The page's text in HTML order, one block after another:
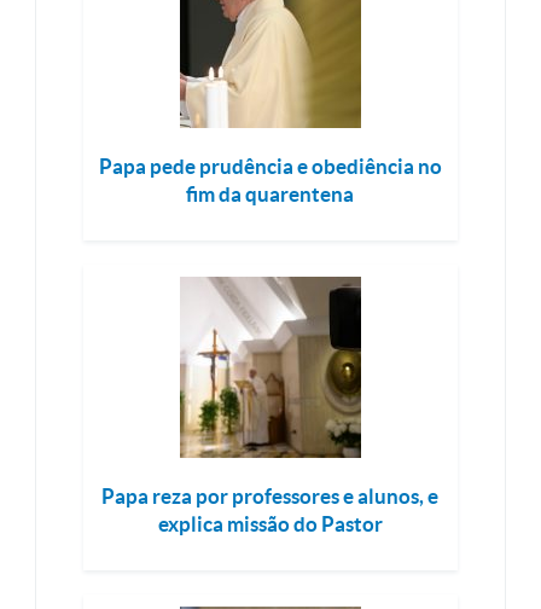
Papa pede prudência e obediência no
fim da quarentena
Papa reza por professores e alunos, e
explica missão do Pastor